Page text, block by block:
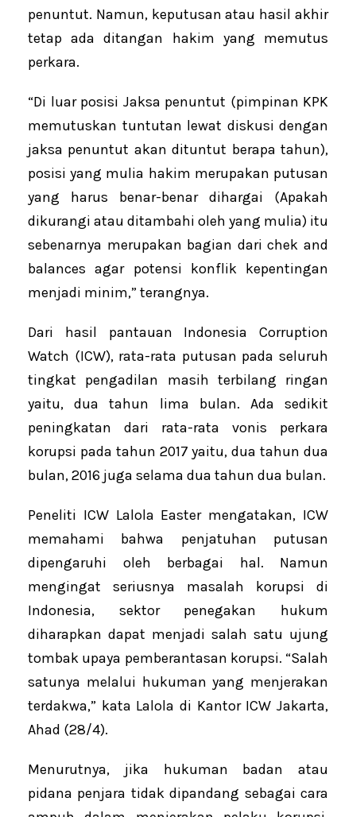
penuntut. Namun, keputusan atau hasil akhir
tetap ada ditangan hakim yang memutus
perkara.
“Di luar posisi Jaksa penuntut (pimpinan KPK
memutuskan tuntutan lewat diskusi dengan
jaksa penuntut akan dituntut berapa tahun),
posisi yang mulia hakim merupakan putusan
yang harus benar-benar dihargai (Apakah
dikurangi atau ditambahi oleh yang mulia) itu
sebenarnya merupakan bagian dari chek and
balances agar potensi konflik kepentingan
menjadi minim,” terangnya.
Dari hasil pantauan Indonesia Corruption
Watch (ICW), rata-rata putusan pada seluruh
tingkat pengadilan masih terbilang ringan
yaitu, dua tahun lima bulan. Ada sedikit
peningkatan dari rata-rata vonis perkara
korupsi pada tahun 2017 yaitu, dua tahun dua
bulan, 2016 juga selama dua tahun dua bulan.
Peneliti ICW Lalola Easter mengatakan, ICW
memahami bahwa penjatuhan putusan
dipengaruhi oleh berbagai hal. Namun
mengingat seriusnya masalah korupsi di
Indonesia, sektor penegakan hukum
diharapkan dapat menjadi salah satu ujung
tombak upaya pemberantasan korupsi. “Salah
satunya melalui hukuman yang menjerakan
terdakwa,” kata Lalola di Kantor ICW Jakarta,
Ahad (28/4).
Menurutnya, jika hukuman badan atau
pidana penjara tidak dipandang sebagai cara